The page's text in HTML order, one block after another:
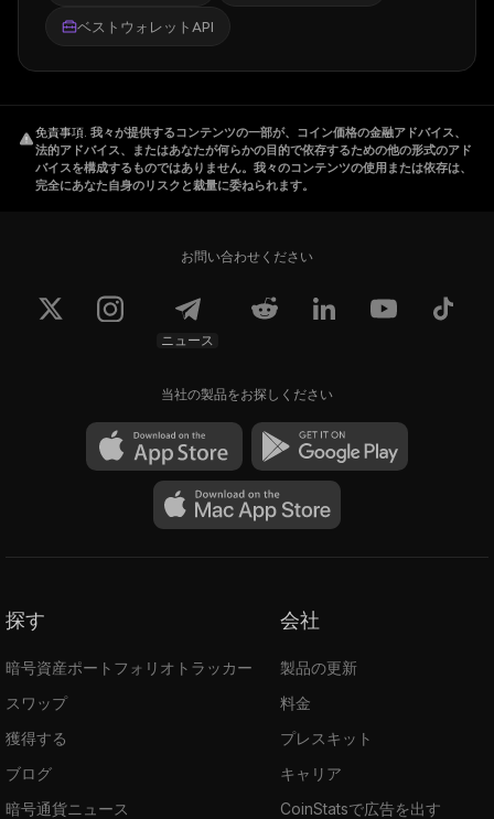
ベストウォレットAPI
免責事項. 我々が提供するコンテンツの一部が、コイン価格の金融アドバイス、
法的アドバイス、またはあなたが何らかの目的で依存するための他の形式のアド
バイスを構成するものではありません。我々のコンテンツの使用または依存は、
完全にあなた自身のリスクと裁量に委ねられます。
お問い合わせください
ニュース
当社の製品をお探しください
探す
暗号資産ポートフォリオトラッカー
スワップ
獲得する
ブログ
暗号通貨ニュース
会社
製品の更新
料金
プレスキット
キャリア
CoinStatsで広告を出す